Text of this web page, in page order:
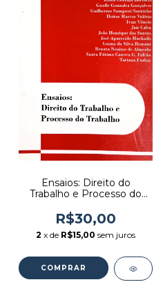
Ensaios: Direito do
Trabalho e Processo do
Neaime de Almeida;
Heitor Marcos Valério
(2008) [seminovo]
R$30,00
2 x de R$15,00 sem juros